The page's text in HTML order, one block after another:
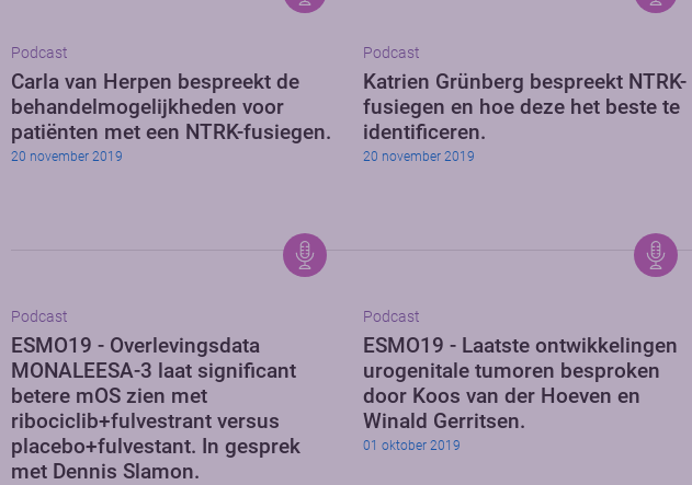
Podcast
Carla van Herpen bespreekt de
behandelmogelijkheden voor
patiënten met een NTRK-fusiegen.
20 november 2019
Podcast
Katrien Grünberg bespreekt NTRK-
fusiegen en hoe deze het beste te
identificeren.
20 november 2019
Podcast
ESMO19 - Overlevingsdata
MONALEESA-3 laat significant
betere mOS zien met
ribociclib+fulvestrant versus
placebo+fulvestant. In gesprek
met Dennis Slamon.
Podcast
ESMO19 - Laatste ontwikkelingen
urogenitale tumoren besproken
door Koos van der Hoeven en
Winald Gerritsen.
01 oktober 2019